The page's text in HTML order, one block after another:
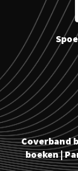
Coverband
boeken|